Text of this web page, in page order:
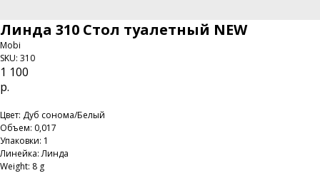
Линда 310 Стол туалетный NEW
Mobi
SKU: 310
1 100
р.
Цвет: Дуб сонома/Белый
Объем: 0,017
Упаковки: 1
Линейка: Линда
Weight: 8 g